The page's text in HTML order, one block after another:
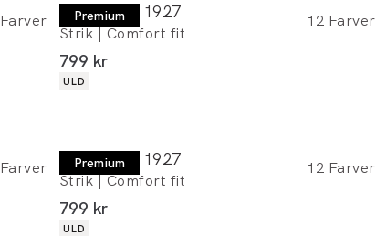
Farver Premium
Lindbergh 1927
Strik | Comfort fit
12 Farver
I alt (inkl. rabat)
799 kr
Produkt egenskaber
ULD
Farver Premium
Lindbergh 1927
Strik | Comfort fit
12 Farver
I alt (inkl. rabat)
799 kr
Produkt egenskaber
ULD